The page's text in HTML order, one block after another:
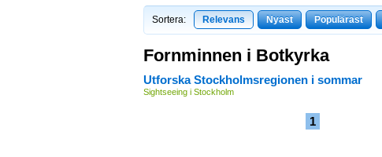
Sortera: Relevans Nyast Populärast
Fornminnen i Botkyrka
Utforska Stockholmsregionen i sommar
Sightseeing i Stockholm
1